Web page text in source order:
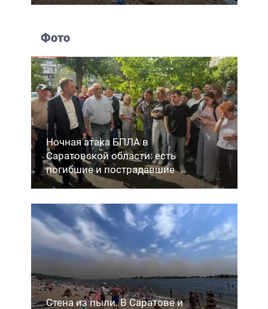
Фото
Ночная атака БПЛА в
Саратовской области: есть
погибшие и пострадавшие
Стена из пыли. В Саратове и